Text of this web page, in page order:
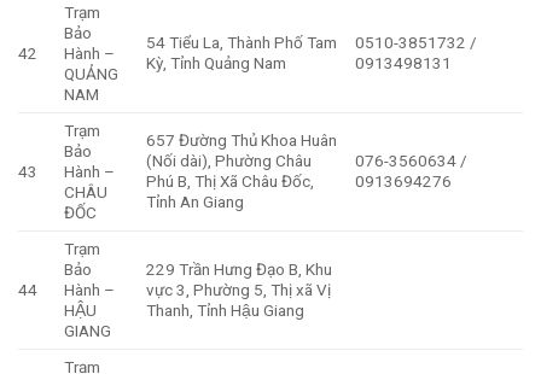
42
Trạm
Bảo
Hành –
QUẢNG
NAM
54 Tiểu La, Thành Phố Tam
Kỳ, Tỉnh Quảng Nam
0510-3851732 /
0913498131
43
Trạm
Bảo
Hành –
CHÂU
ĐỐC
657 Đường Thủ Khoa Huân
(Nối dài), Phường Châu
Phú B, Thị Xã Châu Đốc,
Tỉnh An Giang
076-3560634 /
0913694276
44
Trạm
Bảo
Hành –
HẬU
GIANG
229 Trần Hưng Đạo B, Khu
vực 3, Phường 5, Thị xã Vị
Thanh, Tỉnh Hậu Giang
Trạm